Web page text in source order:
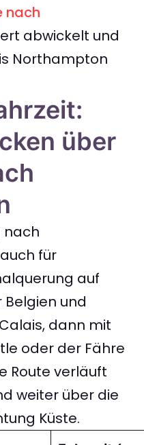
nach
abwickelt und
Northampton
über
nach
für
auf
und
dann mit
oder der Fähre
Route verläuft
weiter über die
Küste.